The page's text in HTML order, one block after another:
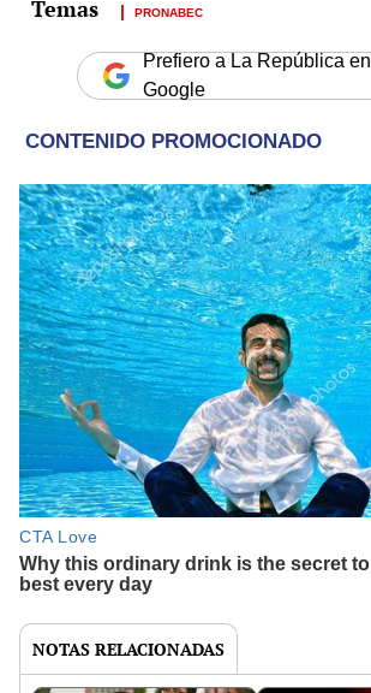
PRONABEC
Prefiero a La República en
Google
NOTAS RELACIONADAS